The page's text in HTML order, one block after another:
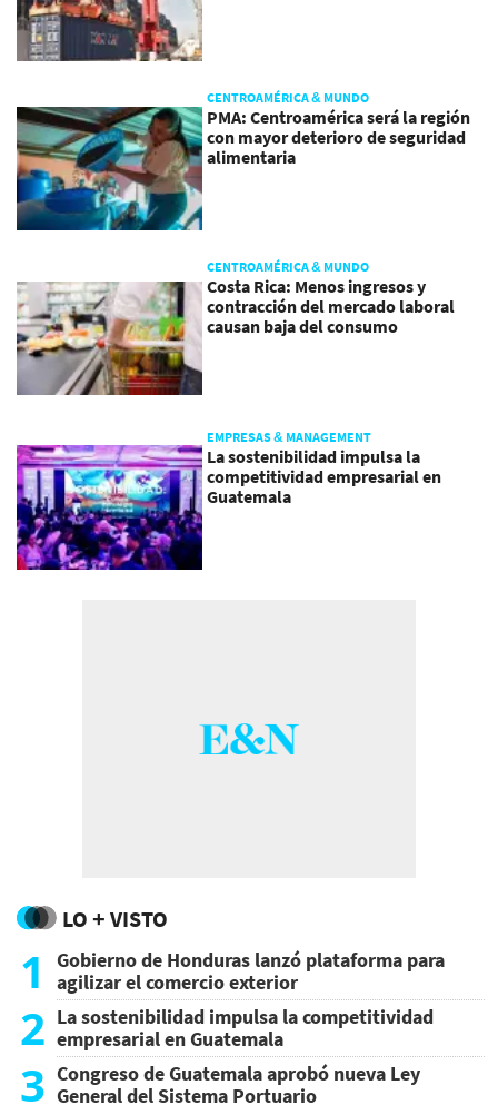
CENTROAMÉRICA & MUNDO
PMA: Centroamérica será la región
con mayor deterioro de seguridad
alimentaria
CENTROAMÉRICA & MUNDO
Costa Rica: Menos ingresos y
contracción del mercado laboral
causan baja del consumo
EMPRESAS & MANAGEMENT
La sostenibilidad impulsa la
competitividad empresarial en
Guatemala
LO + VISTO
1
Gobierno de Honduras lanzó plataforma para
agilizar el comercio exterior
2 La sostenibilidad impulsa la competitividad
empresarial en Guatemala
3 Congreso de Guatemala aprobó nueva Ley
General del Sistema Portuario